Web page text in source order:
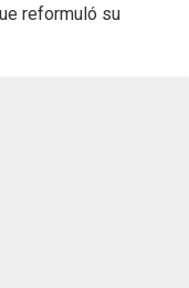
reformuló su